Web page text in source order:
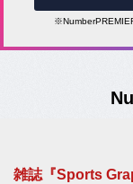
雑誌『Sports